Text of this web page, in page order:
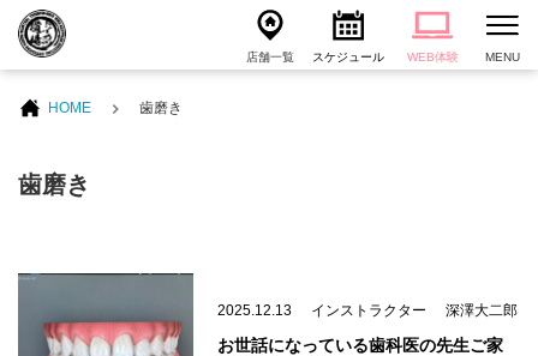
店舗一覧 スケジュール WEB体験 MENU
HOME 歯磨き
歯磨き
2025.12.13 インストラクター 深澤大二郎
お世話になっている歯科医の先生ご家